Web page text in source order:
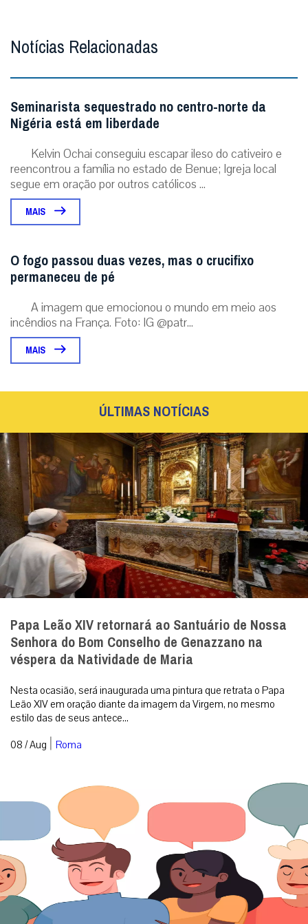
Notícias Relacionadas
Seminarista sequestrado no centro-norte da
Nigéria está em liberdade
Kelvin Ochai conseguiu escapar ileso do cativeiro e
reencontrou a família no estado de Benue; Igreja local
segue em oração por outros católicos ...
MAIS
O fogo passou duas vezes, mas o crucifixo
permaneceu de pé
A imagem que emocionou o mundo em meio aos
incêndios na França. Foto: IG @patr...
MAIS
ÚLTIMAS NOTÍCIAS
Papa Leão XIV retornará ao Santuário de Nossa
Senhora do Bom Conselho de Genazzano na
véspera da Natividade de Maria
Nesta ocasião, será inaugurada uma pintura que retrata o Papa
Leão XIV em oração diante da imagem da Virgem, no mesmo
estilo das de seus antece...
08 / Aug | Roma